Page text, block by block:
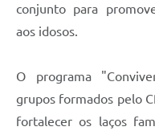
conjunto para
aos idosos.
O programa
grupos formados pelo
fortalecer os laços